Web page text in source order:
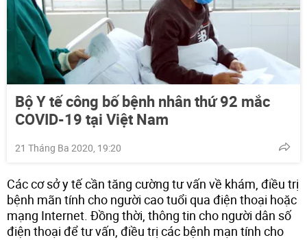
Bộ Y tế công bố bệnh nhân thứ 92 mắc
COVID-19 tại Việt Nam
21 Tháng Ba 2020, 19:20
Các cơ sở y tế cần tăng cường tư vấn về khám, điều trị
bệnh mãn tính cho người cao tuổi qua điện thoại hoặc
mạng Internet. Đồng thời, thông tin cho người dân số
điện thoại để tư vấn, điều trị các bệnh mạn tính cho